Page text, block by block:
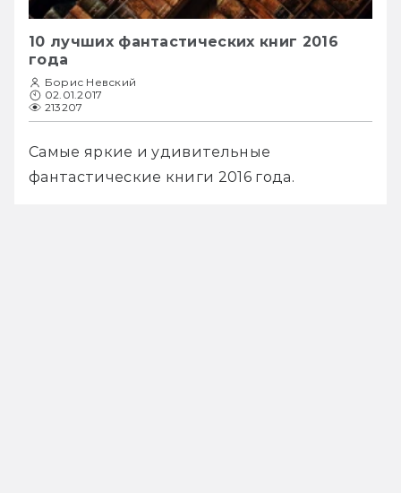
10 лучших фантастических книг 2016
года
Борис Невский
02.01.2017
213207
Самые яркие и удивительные
фантастические книги 2016 года.